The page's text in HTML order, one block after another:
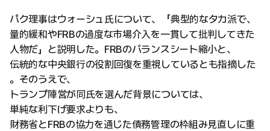
パク理事はウォーシュ氏について、「典型的なタカ派で、
量的緩和やFRBの過度な市場介入を一貫して批判してきた
人物だ」と説明した。FRBのバランスシート縮小と、
伝統的な中央銀行の役割回復を重視しているとも指摘した
。そのうえで、
トランプ陣営が同氏を選んだ背景については、
単純な利下げ要求よりも、
財務省とFRBの協力を通じた債務管理の枠組み見直しに重